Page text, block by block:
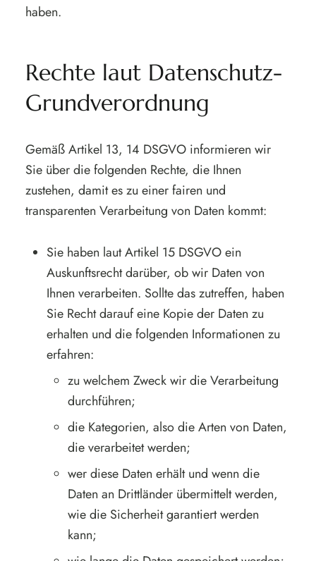
haben.
Rechte laut Datenschutz-
Grundverordnung
Gemäß Artikel 13, 14 DSGVO informieren wir
Sie über die folgenden Rechte, die Ihnen
zustehen, damit es zu einer fairen und
transparenten Verarbeitung von Daten kommt:
Sie haben laut Artikel 15 DSGVO ein
Auskunftsrecht darüber, ob wir Daten von
Ihnen verarbeiten. Sollte das zutreffen, haben
Sie Recht darauf eine Kopie der Daten zu
erhalten und die folgenden Informationen zu
erfahren:
zu welchem Zweck wir die Verarbeitung
durchführen;
die Kategorien, also die Arten von Daten,
die verarbeitet werden;
wer diese Daten erhält und wenn die
Daten an Drittländer übermittelt werden,
wie die Sicherheit garantiert werden
kann;